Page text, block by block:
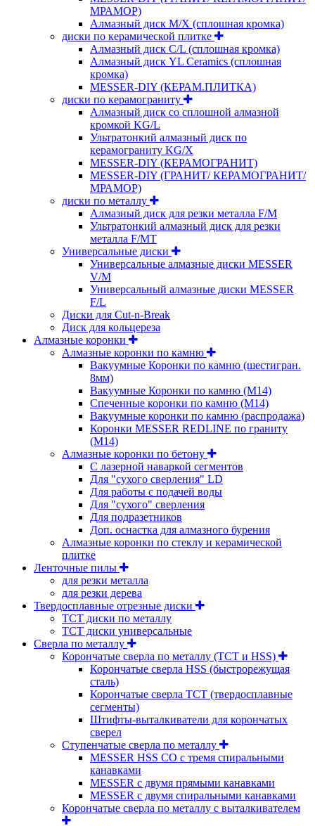
МРАМОР)
Алмазный диск M/X (сплошная кромка)
диски по керамической плитке
Алмазный диск C/L (сплошная кромка)
Алмазный диск YL Ceramics (сплошная
кромка)
MESSER-DIY (КЕРАМ.ПЛИТКА)
диски по керамограниту
Алмазный диск со сплошной алмазной
кромкой KG/L
Ультратонкий алмазный диск по
керамограниту KG/X
MESSER-DIY (КЕРАМОГРАНИТ)
MESSER-DIY (ГРАНИТ/ КЕРАМОГРАНИТ/
МРАМОР)
диски по металлу
Алмазный диск для резки металла F/M
Ультратонкий алмазный диск для резки
металла F/MT
Универсальные диски
Универсальные алмазные диски MESSER
V/M
Универсальный алмазные диски MESSER
F/L
Диски для Cut-n-Break
Диск для кольцереза
Алмазные коронки
Алмазные коронки по камню
Вакуумные Коронки по камню (шестигран.
8мм)
Вакуумные Коронки по камню (M14)
Спеченные коронки по камню (M14)
Вакуумные коронки по камню (распродажа)
Коронки MESSER REDLINE по граниту
(М14)
Алмазные коронки по бетону
С лазерной наваркой сегментов
Для "сухого сверления" LD
Для работы с подачей воды
Для "сухого" сверления
Для подразетников
Доп. оснастка для алмазного бурения
Алмазные коронки по стеклу и керамической
плитке
Ленточные пилы
для резки металла
для резки дерева
Твердосплавные отрезные диски
ТСТ диски по металлу
ТСТ диски универсальные
Сверла по металлу
Корончатые сверла по металлу (TCT и HSS)
Корончатые сверла HSS (быстрорежущая
сталь)
Корончатые сверла TCT (твердосплавные
сегменты)
Штифты-выталкиватели для корончатых
сверел
Ступенчатые сверла по металлу
MESSER HSS CО с тремя спиральными
канавками
MESSER с двумя прямыми канавками
MESSER с двумя спиральными канавками
Корончатые сверла по металлу c выталкивателем